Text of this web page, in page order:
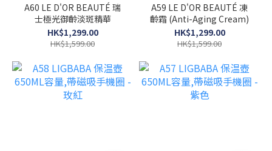
A60 LE D'OR BEAUTÉ 瑞
士極光御齡淡斑精華
HK$1,299.00
HK$1,599.00
A59 LE D'OR BEAUTÉ 凍
齡霜 (Anti-Aging Cream)
HK$1,299.00
HK$1,599.00